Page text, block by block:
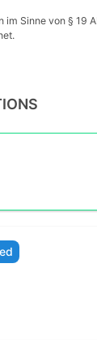
im Sinne von § 19